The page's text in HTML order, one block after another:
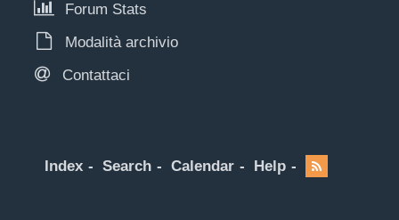
Forum Stats
Modalità archivio
Contattaci
Index Search Calendar Help